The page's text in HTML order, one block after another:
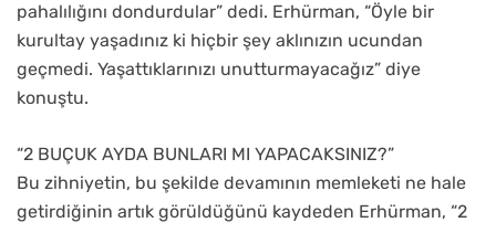
pahalılığını dondurdular” dedi. Erhürman, “Öyle bir
kurultay yaşadınız ki hiçbir şey aklınızın ucundan
geçmedi. Yaşattıklarınızı unutturmayacağız” diye
konuştu.
“2 BUÇUK AYDA BUNLARI MI YAPACAKSINIZ?”
Bu zihniyetin, bu şekilde devamının memleketi ne hale
getirdiğinin artık görüldüğünü kaydeden Erhürman, “2